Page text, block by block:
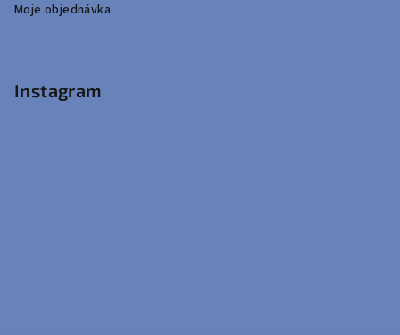
Moje objednávka
Instagram